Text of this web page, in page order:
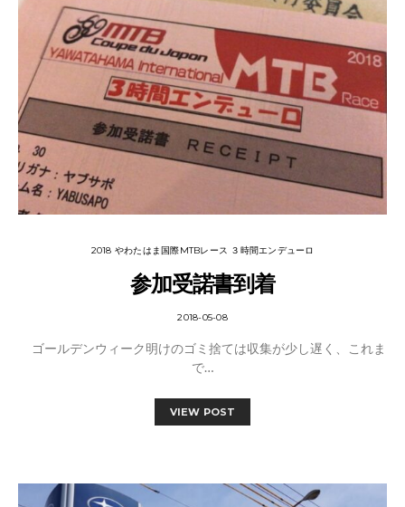
2018 やわたはま国際MTBレース ３時間エンデューロ
参加受諾書到着
2018-05-08
ゴールデンウィーク明けのゴミ捨ては収集が少し遅く、これま
で…
VIEW POST